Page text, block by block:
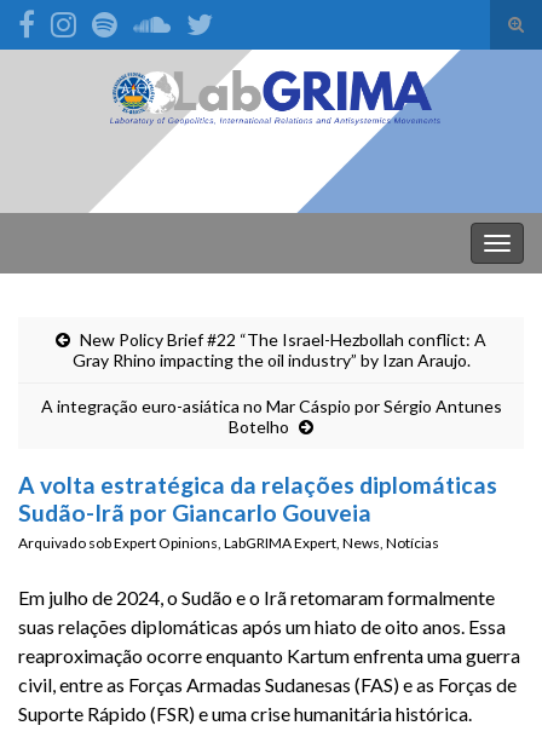
Search for:
New Policy Brief #22 “The Israel-Hezbollah conflict: A
Gray Rhino impacting the oil industry” by Izan Araujo.
A integração euro-asiática no Mar Cáspio por Sérgio Antunes
Botelho
A volta estratégica da relações diplomáticas
Sudão-Irã por Giancarlo Gouveia
Arquivado sobExpert Opinions, LabGRIMA Expert, News, Notícias
Em julho de 2024, o Sudão e o Irã retomaram formalmente
suas relações diplomáticas após um hiato de oito anos. Essa
reaproximação ocorre enquanto Kartum enfrenta uma guerra
civil, entre as Forças Armadas Sudanesas (FAS) e as Forças de
Suporte Rápido (FSR) e uma crise humanitária histórica.